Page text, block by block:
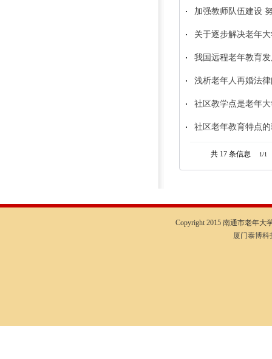
加强教师队伍建设
关于逐步解决老年
我国远程老年教育
浅析老年人再婚法
社区教学点是老年
社区老年教育特点
共 17 条信息 1/1
Copyright 2015 南通市老年大
厦门泰博